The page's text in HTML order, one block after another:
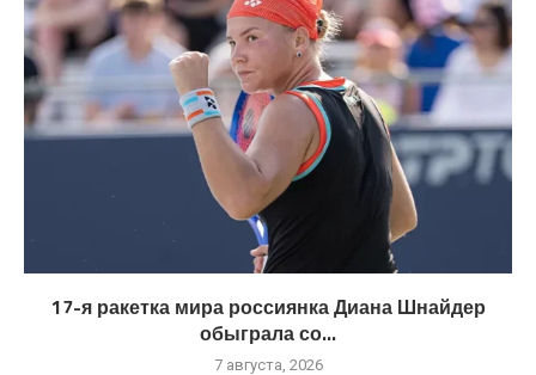
17-я ракетка мира россиянка Диана Шнайдер
обыграла со...
7 августа, 2026